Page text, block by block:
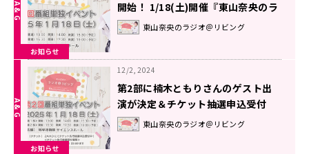
お知らせ
開始！ 1/18(土)開催『東山奈央のラ
ジオ＠リビング』番組イベント
東山奈央のラジオ＠リビング
お知らせ
12/2, 2024
第2部に楠木ともりさんのゲスト出
演が決定＆チケット抽選申込受付
中！ 1月18日（土）開催『東山奈央
のラジオ＠リビング』番組イベント
東山奈央のラジオ＠リビング